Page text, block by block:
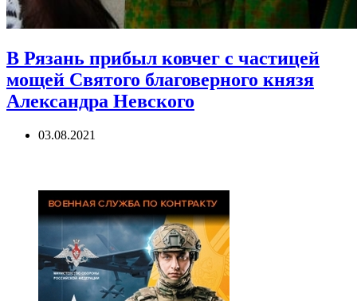
В Рязань прибыл ковчег с частицей
мощей Святого благоверного князя
Александра Невского
03.08.2021